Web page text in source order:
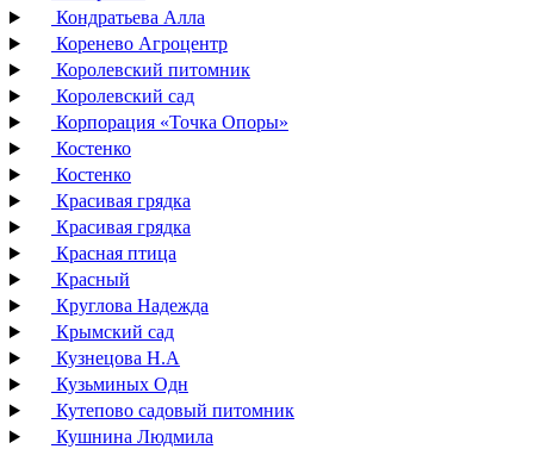
Кондратьева Алла
Коренево Агроцентр
Королевский питомник
Королевский сад
Корпорация «Точка Опоры»
Костенко
Костенко
Красивая грядка
Красивая грядка
Красная птица
Красный
Круглова Надежда
Крымский сад
Кузнецова Н.А
Кузьминых Одн
Кутепово садовый питомник
Кушнина Людмила